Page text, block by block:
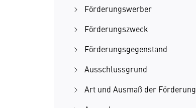
Förderungswerber
Förderungszweck
Förderungsgegenstand
Ausschlussgrund
Art und Ausmaß der Förderung